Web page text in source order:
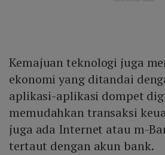
Kemajuan teknologi juga
ekonomi yang ditandai
aplikasi-aplikasi dompet
memudahkan transaksi
juga ada Internet atau m-
tertaut dengan akun bank.